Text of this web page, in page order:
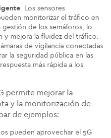
. Los sensores
monitorizar el tráfico en
de los semáforos, lo
y mejora la fluidez del tráfico.
de vigilancia conectadas
la seguridad pública en las
más rápida a los
permite mejorar la
y la monitorización de
de ejemplos:
pueden aprovechar el 5G